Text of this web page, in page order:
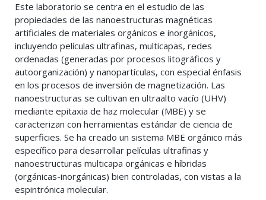
Este laboratorio se centra en el estudio de las
propiedades de las nanoestructuras magnéticas
artificiales de materiales orgánicos e inorgánicos,
incluyendo películas ultrafinas, multicapas, redes
ordenadas (generadas por procesos litográficos y
autoorganización) y nanopartículas, con especial énfasis
en los procesos de inversión de magnetización. Las
nanoestructuras se cultivan en ultraalto vacío (UHV)
mediante epitaxia de haz molecular (MBE) y se
caracterizan con herramientas estándar de ciencia de
superficies. Se ha creado un sistema MBE orgánico más
específico para desarrollar películas ultrafinas y
nanoestructuras multicapa orgánicas e híbridas
(orgánicas-inorgánicas) bien controladas, con vistas a la
espintrónica molecular.